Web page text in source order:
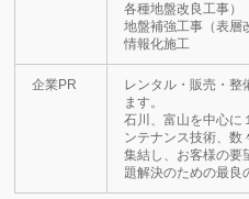
各種地盤改良工事）
地盤補強工事（表層
情報化施工
企業PR
レンタル・販売・整
ます。
石川、富山を中心に
ンテナンス技術、数
集結し、お客様の要
題解決のための最良